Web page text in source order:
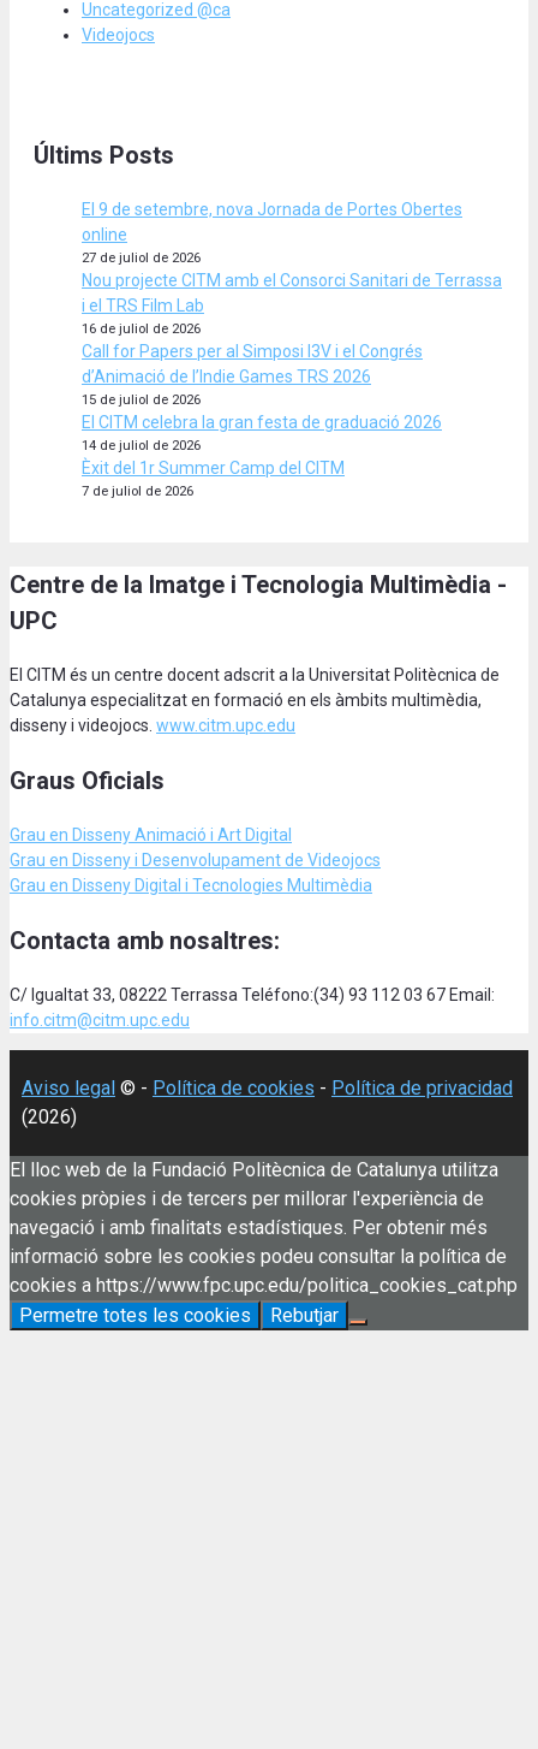
Uncategorized @ca
Videojocs
Últims Posts
El 9 de setembre, nova Jornada de Portes Obertes
online
27 de juliol de 2026
Nou projecte CITM amb el Consorci Sanitari de Terrassa
i el TRS Film Lab
16 de juliol de 2026
Call for Papers per al Simposi I3V i el Congrés
d’Animació de l’Indie Games TRS 2026
15 de juliol de 2026
El CITM celebra la gran festa de graduació 2026
14 de juliol de 2026
Èxit del 1r Summer Camp del CITM
7 de juliol de 2026
Centre de la Imatge i Tecnologia Multimèdia -
UPC
El CITM és un centre docent adscrit a la Universitat Politècnica de
Catalunya especialitzat en formació en els àmbits multimèdia,
disseny i videojocs. www.citm.upc.edu
Graus Oficials
Grau en Disseny Animació i Art Digital
Grau en Disseny i Desenvolupament de Videojocs
Grau en Disseny Digital i Tecnologies Multimèdia
Contacta amb nosaltres:
C/ Igualtat 33, 08222 Terrassa Teléfono:(34) 93 112 03 67 Email:
info.citm@citm.upc.edu
Aviso legal © - Política de cookies - Política de privacidad
(2026)
El lloc web de la Fundació Politècnica de Catalunya utilitza
cookies pròpies i de tercers per millorar l'experiència de
navegació i amb finalitats estadístiques. Per obtenir més
informació sobre les cookies podeu consultar la política de
cookies a https://www.fpc.upc.edu/politica_cookies_cat.php
Permetre totes les cookies
Rebutjar